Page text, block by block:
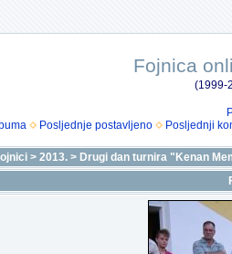
Fojnica
(1999-
Posljednje postavljeno Posljednji
> 2013. > Drugi dan turnira "Kenan